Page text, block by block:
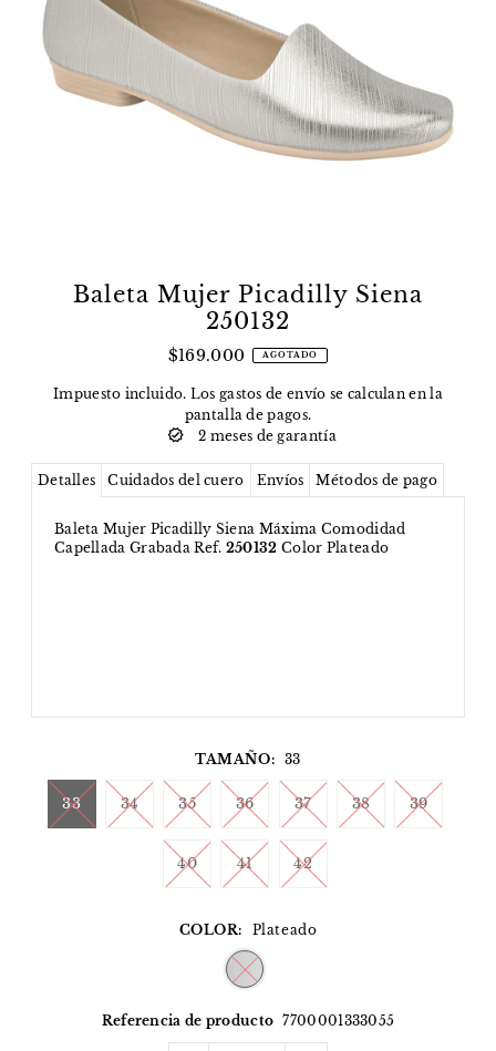
Baleta Mujer Picadilly Siena
250132
$169.000 AGOTADO
Impuesto incluido. Los gastos de envío se calculan en la
pantalla de pagos.
2 meses de garantía
Detalles Cuidados del cuero Envíos Métodos de pago
Baleta Mujer Picadilly Siena Máxima Comodidad
Capellada Grabada Ref. 250132 Color Plateado
TAMAÑO: 33
33 34 35 36 37 38 39
40 41 42
COLOR: Plateado
Referencia de producto 7700001333055